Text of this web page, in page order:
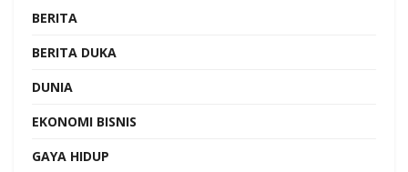
BERITA
BERITA DUKA
DUNIA
EKONOMI BISNIS
GAYA HIDUP